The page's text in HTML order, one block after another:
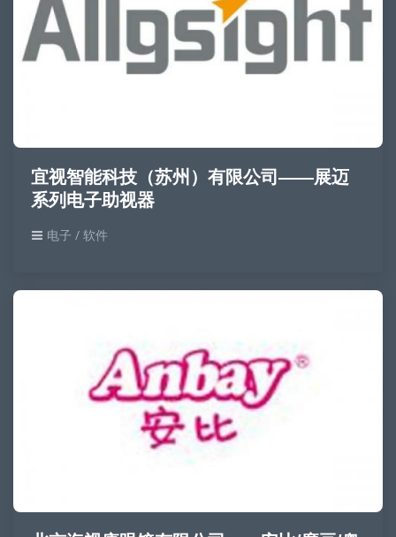
宜视智能科技（苏州）有限公司——展迈
系列电子助视器
电子 / 软件